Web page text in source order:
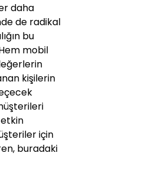
daha
de radikal
bu
mobil
kişilerin
için
buradaki